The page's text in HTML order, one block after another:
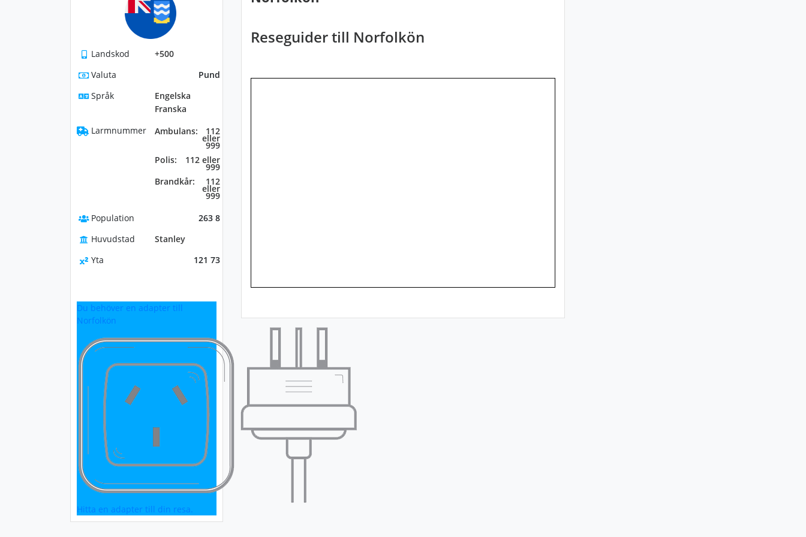
Landskod
+500
Valuta
Pund
Språk
Engelska
Franska
Larmnummer
Ambulans: 112
eller
999
Polis:
112 eller
999
Brandkår:
112
eller
999
Population
263 8
Huvudstad
Stanley
Yta
121 73
Du behöver en adapter till
Norfolkön
Hitta en adapter till din resa.
Reseguider till Norfolkön